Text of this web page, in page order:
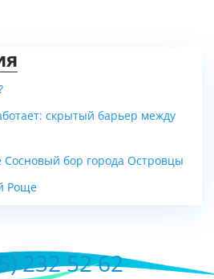
скрытый барьер между
Сосновый бор города Островцы
Роще
232 52 62